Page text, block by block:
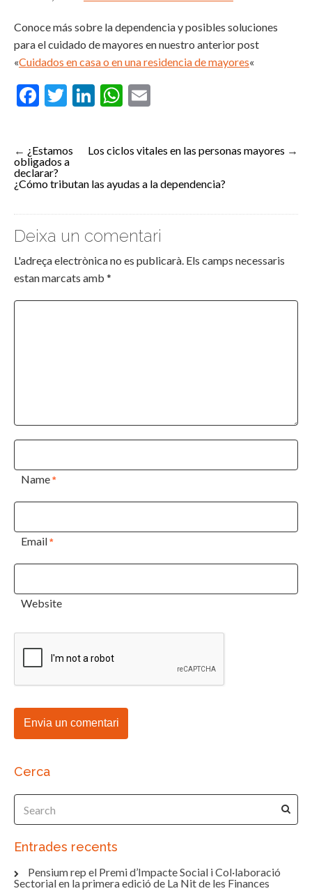
Conoce más sobre la dependencia y posibles soluciones
para el cuidado de mayores en nuestro anterior post
«Cuidados en casa o en una residencia de mayores«
Facebook
Twitter
LinkedIn
WhatsApp
Los ciclos vitales en las personas mayores →
← ¿Estamos
obligados a
declarar?
¿Cómo tributan las ayudas a la dependencia?
Deixa un comentari
L'adreça electrònica no es publicarà. Els camps necessaris
estan marcats amb *
Name*
Email*
Website
Cerca
Entrades recents
Pensium rep el Premi d’Impacte Social i Col·laboració
Sectorial en la primera edició de La Nit de les Finances